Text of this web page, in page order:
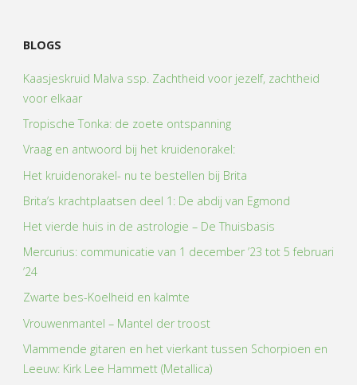
BLOGS
Kaasjeskruid Malva ssp. Zachtheid voor jezelf, zachtheid
voor elkaar
Tropische Tonka: de zoete ontspanning
Vraag en antwoord bij het kruidenorakel:
Het kruidenorakel- nu te bestellen bij Brita
Brita’s krachtplaatsen deel 1: De abdij van Egmond
Het vierde huis in de astrologie – De Thuisbasis
Mercurius: communicatie van 1 december ’23 tot 5 februari
’24
Zwarte bes-Koelheid en kalmte
Vrouwenmantel – Mantel der troost
Vlammende gitaren en het vierkant tussen Schorpioen en
Leeuw: Kirk Lee Hammett (Metallica)